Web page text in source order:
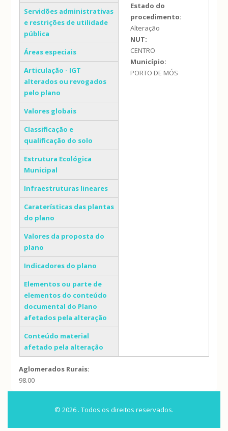
Servidões administrativas
e restrições de utilidade
pública
Áreas especiais
Articulação - IGT
alterados ou revogados
pelo plano
Valores globais
Classificação e
qualificação do solo
Estrutura Ecológica
Municipal
Infraestruturas lineares
Caraterísticas das plantas
do plano
Valores da proposta do
plano
Indicadores do plano
Elementos ou parte de
elementos do conteúdo
documental do Plano
afetados pela alteração
Conteúdo material
afetado pela alteração
Estado do
procedimento:
Alteração
NUT:
CENTRO
Município:
PORTO DE MÓS
Aglomerados Rurais:
98.00
© 2026 . Todos os direitos reservados.